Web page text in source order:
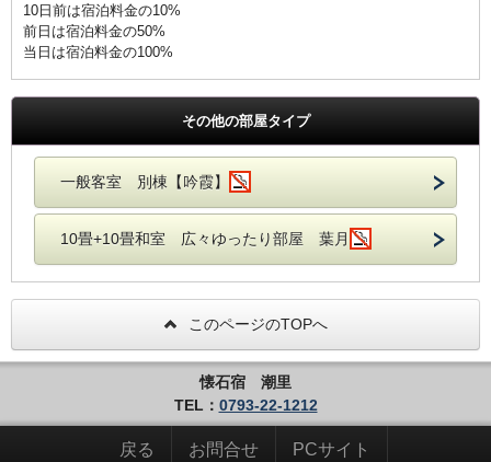
10日前は宿泊料金の10%
前日は宿泊料金の50%
当日は宿泊料金の100%
その他の部屋タイプ
一般客室 別棟【吟霞】
10畳+10畳和室 広々ゆったり部屋 葉月
このページのTOPへ
懐石宿 潮里
TEL： 0793-22-1212
戻る お問合せ PCサイト